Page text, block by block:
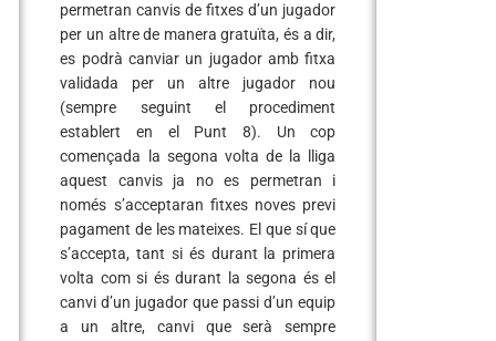
permetran canvis de fitxes d’un jugador
per un altre de manera gratuïta, és a dir,
es podrà canviar un jugador amb fitxa
validada per un altre jugador nou
(sempre seguint el procediment
establert en el Punt 8). Un cop
començada la segona volta de la lliga
aquest canvis ja no es permetran i
només s’acceptaran fitxes noves previ
pagament de les mateixes. El que sí que
s’accepta, tant si és durant la primera
volta com si és durant la segona és el
canvi d’un jugador que passi d’un equip
a un altre, canvi que serà sempre